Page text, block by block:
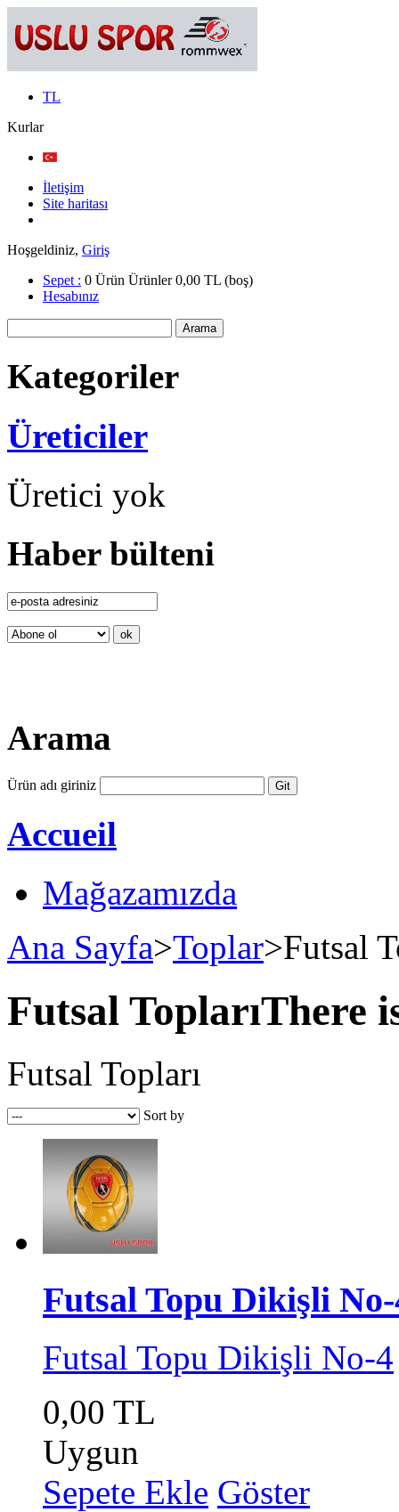
TL
Kurlar
İletişim
Site haritası
Hoşgeldiniz, Giriş
Sepet : 0 Ürün Ürünler 0,00 TL (boş)
Hesabınız
Kategoriler
Üreticiler
Üretici yok
Haber bülteni
Arama
Ürün adı giriniz
Accueil
Mağazamızda
Ana Sayfa>Toplar>Futsal
Futsal ToplarıThere
Futsal Topları
Sort by
Futsal Topu Dikişli
Futsal Topu Dikişli No-4
0,00 TL
Uygun
Sepete Ekle Göster